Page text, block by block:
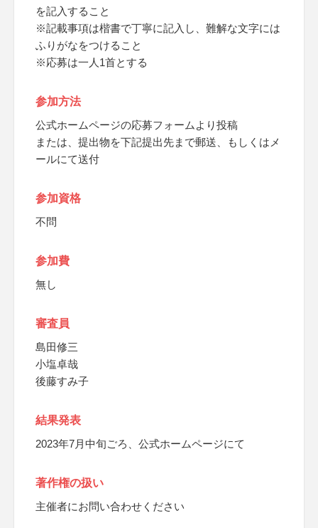
を記入すること
※記載事項は楷書で丁寧に記入し、難解な文字には
ふりがなをつけること
※応募は一人1首とする
参加方法
公式ホームページの応募フォームより投稿
または、提出物を下記提出先まで郵送、もしくはメ
ールにて送付
参加資格
不問
参加費
無し
審査員
島田修三
小塩卓哉
後藤すみ子
結果発表
2023年7月中旬ごろ、公式ホームページにて
著作権の扱い
主催者にお問い合わせください